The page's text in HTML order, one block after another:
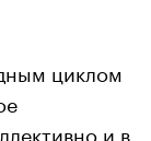
циклом
и в